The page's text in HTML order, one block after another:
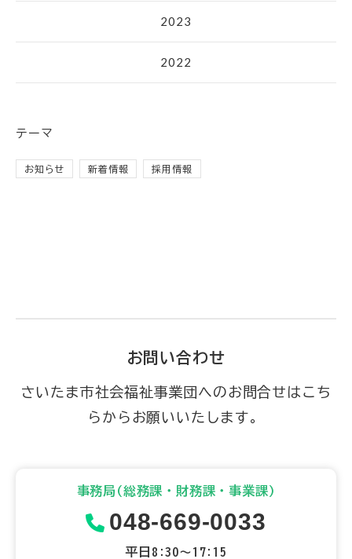
2023
2022
テーマ
お知らせ 新着情報 採用情報
お問い合わせ
さいたま市社会福祉事業団へのお問合せはこち
らからお願いいたします。
事務局(総務課・財務課・事業課)
048-669-0033
平日8:30～17:15